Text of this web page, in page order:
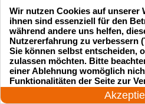
als ich
verloren
Jonas M.
24 Stunden am Tag
Wir nutzen Cookies auf unserer
ihnen sind essenziell für den
während andere uns helfen,
Nutzererfahrung zu verbessern
Sie können selbst entscheiden,
zulassen möchten. Bitte
einer Ablehnung womöglich
Funktionalitäten der Seite zur